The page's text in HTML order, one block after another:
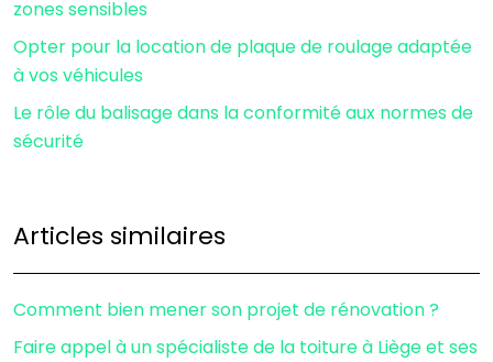
zones sensibles
Opter pour la location de plaque de roulage adaptée
à vos véhicules
Le rôle du balisage dans la conformité aux normes de
sécurité
Articles similaires
Comment bien mener son projet de rénovation ?
Faire appel à un spécialiste de la toiture à Liège et ses